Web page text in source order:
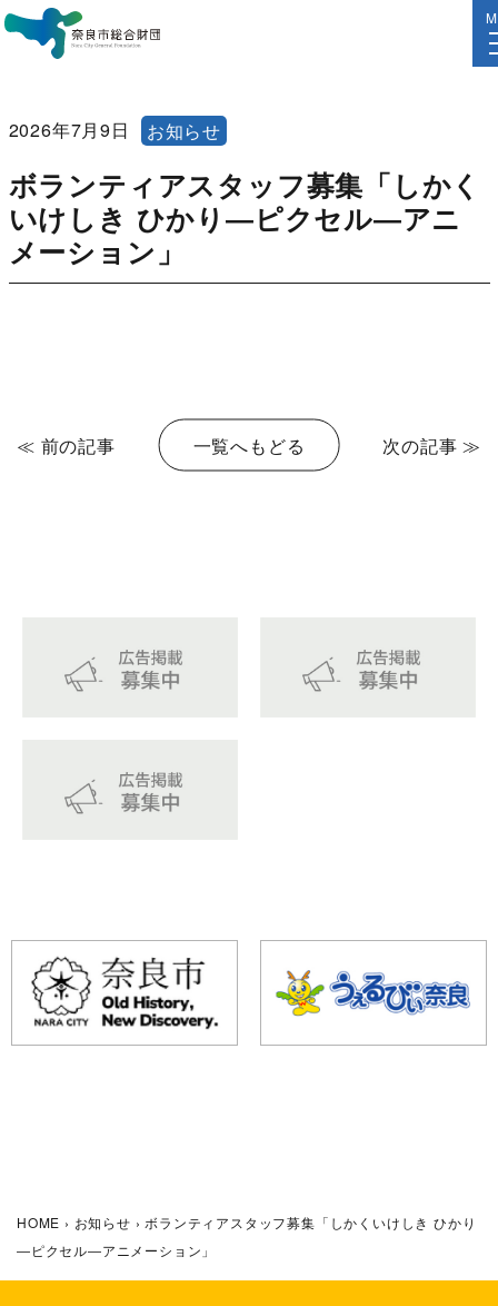
2026年7月9日 お知らせ
ボランティアスタッフ募集「しかく
いけしき ひかり―ピクセル―アニ
メーション」
≪ 前の記事 一覧へもどる 次の記事 ≫
HOME › お知らせ › ボランティアスタッフ募集「しかくいけしき ひかり
―ピクセル―アニメーション」